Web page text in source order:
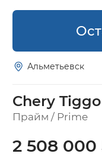
Альметьевск
Chery
Прайм / Prime
2 508 000